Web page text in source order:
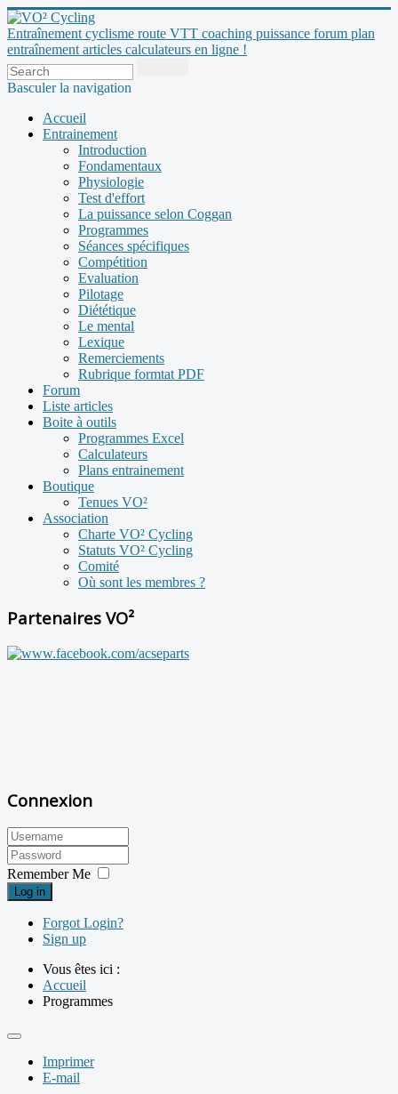
Entraînement cyclisme route VTT coaching puissance forum plan
entraînement articles calculateurs en ligne !
Basculer la navigation
Accueil
Entrainement
Introduction
Fondamentaux
Physiologie
Test d'effort
La puissance selon Coggan
Programmes
Séances spécifiques
Compétition
Evaluation
Pilotage
Diététique
Le mental
Lexique
Remerciements
Rubrique formtat PDF
Forum
Liste articles
Boite à outils
Programmes Excel
Calculateurs
Plans entrainement
Boutique
Tenues VO²
Association
Charte VO² Cycling
Statuts VO² Cycling
Comité
Où sont les membres ?
Partenaires VO²
Connexion
Remember Me
Log in
Forgot Login?
Sign up
Vous êtes ici :
Accueil
Programmes
Imprimer
E-mail